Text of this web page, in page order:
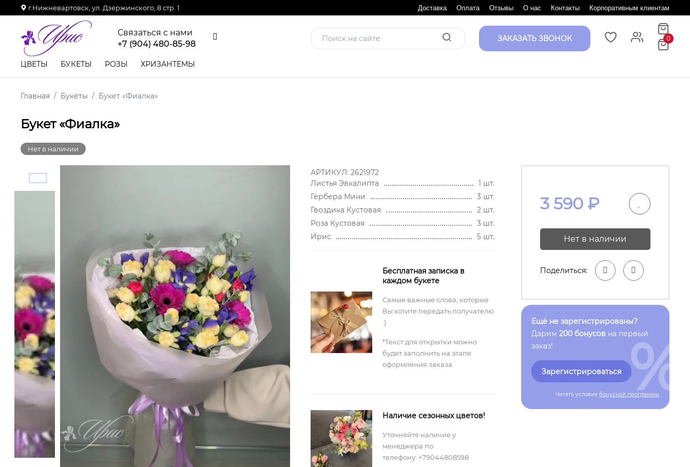
г.Нижневартовск, ул. Дзержинского, 8 стр. 1 Доставка Оплата Отзывы О нас Контакты Корпоративным клиентам
Связаться с нами
+7 (904) 480-85-98
ЗАКАЗАТЬ ЗВОНОК 0
ЦВЕТЫ БУКЕТЫ РОЗЫ ХРИЗАНТЕМЫ
Главная Букеты Букет «Фиалка»
Букет «Фиалка»
Нет в наличии
АРТИКУЛ: 2621972
Листья Эвкалипта
1 шт.
Гербера Мини
3 шт.
Гвоздика Кустовая
2 шт.
Роза Кустовая
3 шт.
Ирис
5 шт.
Бесплатная записка в
каждом букете
Самые важные слова, которые
Вы хотите передать получателю
:)
*Текст для открытки можно
будет заполнить на этапе
оформления заказа
Наличие сезонных цветов!
Уточняйте наличие у
менеджера по
телефону: +79044808598
3 590₽
Нет в наличии
Поделиться:
Ещё не зарегистрированы?
Дарим 200 бонусов на первый
заказ!
Зарегистрироваться
Читать условия бонусной программы
%